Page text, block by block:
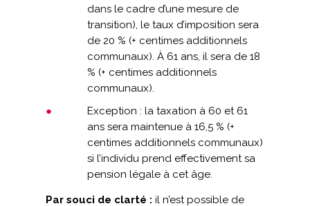
dans le cadre d’une mesure de
transition), le taux d’imposition sera
de 20 % (+ centimes additionnels
communaux). À 61 ans, il sera de 18
% (+ centimes additionnels
communaux).
Exception : la taxation à 60 et 61
ans sera maintenue à 16,5 % (+
centimes additionnels communaux)
si l’individu prend effectivement sa
pension légale à cet âge.
Par souci de clarté : il n’est possible de